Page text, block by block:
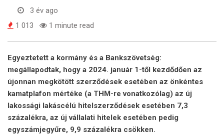
3 év ago
1 013
1 minute read
Egyeztetett a kormány és a Bankszövetség:
megállapodtak, hogy a 2024. január 1-től kezdődően az
újonnan megkötött szerződések esetében az önkéntes
kamatplafon mértéke (a THM-re vonatkozólag) az új
lakossági lakáscélú hitelszerződések esetében 7,3
százalékra, az új vállalati hitelek esetében pedig
egyszámjegyűre, 9,9 százalékra csökken.